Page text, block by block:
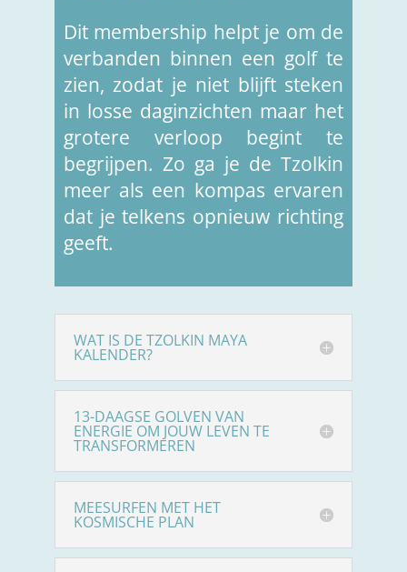
Dit membership helpt je om de
verbanden binnen een golf te
zien, zodat je niet blijft steken
in losse daginzichten maar het
grotere verloop begint te
begrijpen. Zo ga je de Tzolkin
meer als een kompas ervaren
dat je telkens opnieuw richting
geeft.
WAT IS DE TZOLKIN MAYA
KALENDER?
13-DAAGSE GOLVEN VAN
ENERGIE OM JOUW LEVEN TE
TRANSFORMEREN
MEESURFEN MET HET
KOSMISCHE PLAN